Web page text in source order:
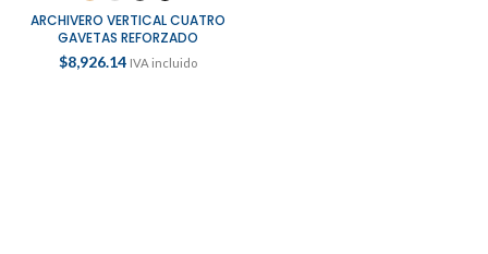
ARCHIVERO VERTICAL CUATRO
GAVETAS REFORZADO
$8,926.14 IVA incluido